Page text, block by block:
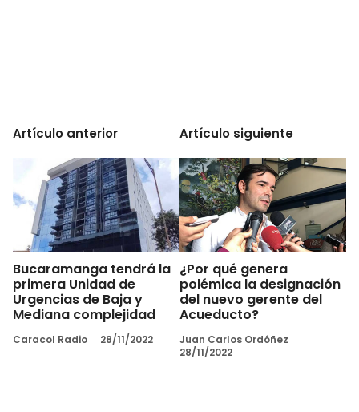
Artículo anterior
Bucaramanga tendrá la
primera Unidad de
Urgencias de Baja y
Mediana complejidad
Caracol Radio 28/11/2022
Artículo siguiente
¿Por qué genera
polémica la designación
del nuevo gerente del
Acueducto?
Juan Carlos Ordóñez
28/11/2022